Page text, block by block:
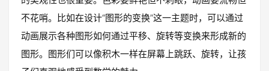
不花哨。比如在设计“图形的变换”这一主题时，可以通过
动画展示各种图形如何通过平移、旋转等变换来形成新的
图形。图形们可以像积木一样在屏幕上跳跃、旋转，让孩